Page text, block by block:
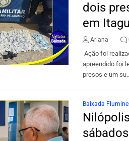
dois
em
Ariana
Ação foi
apreendido foi
presos e um
Baixada